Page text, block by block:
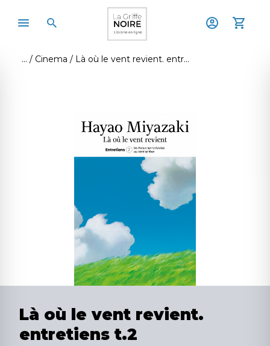
Cinema Là où le vent revient. entretiens t.2
Là où le vent revient.
entretiens t.2